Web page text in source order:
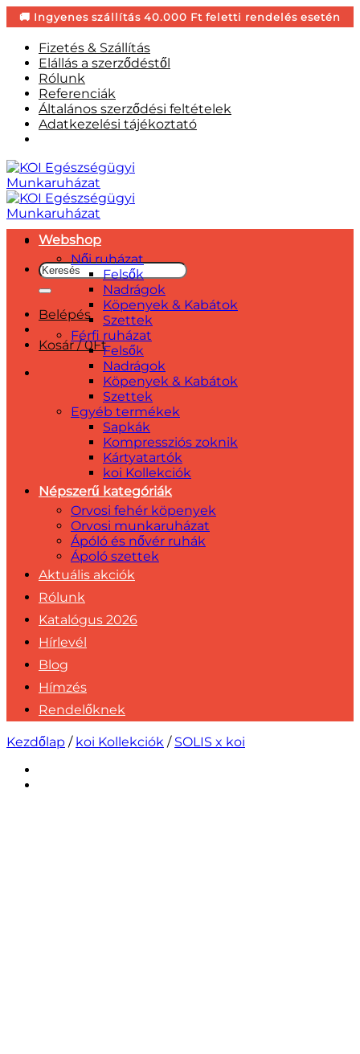
content
Fizetés & Szállítás
Elállás a szerződéstől
Rólunk
Referenciák
Általános szerződési feltételek
Adatkezelési tájékoztató
Keresés
a
következőre:
Belépés
Kosár /0Ft
Webshop
Női ruházat
Felsők
Nadrágok
Köpenyek & Kabátok
Szettek
Férfi ruházat
Felsők
Nadrágok
Köpenyek & Kabátok
Szettek
Egyéb termékek
Sapkák
Kompressziós zoknik
Kártyatartók
koi Kollekciók
Népszerű kategóriák
Orvosi fehér köpenyek
Orvosi munkaruházat
Ápóló és nővér ruhák
Ápoló szettek
Aktuális akciók
Rólunk
Katalógus 2026
Hírlevél
Blog
Hímzés
Rendelőknek
Kezdőlap / koi Kollekciók / SOLIS x koi